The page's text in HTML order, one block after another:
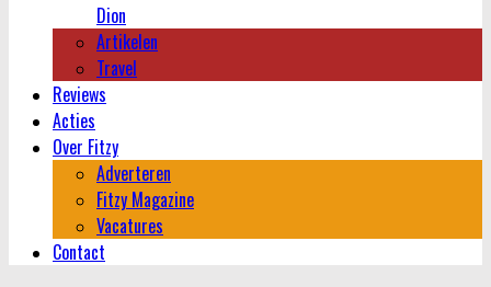
Dion
Artikelen
Travel
Reviews
Acties
Over Fitzy
Adverteren
Fitzy Magazine
Vacatures
Contact